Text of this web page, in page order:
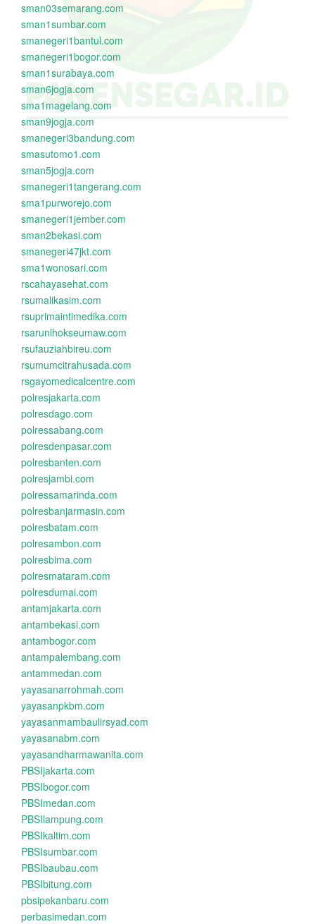
sman03semarang.com
sman1sumbar.com
smanegeri1bantul.com
smanegeri1bogor.com
sman1surabaya.com
sman6jogja.com
sma1magelang.com
sman9jogja.com
smanegeri3bandung.com
smasutomo1.com
sman5jogja.com
smanegeri1tangerang.com
sma1purworejo.com
smanegeri1jember.com
sman2bekasi.com
smanegeri47jkt.com
sma1wonosari.com
rscahayasehat.com
rsumalikasim.com
rsuprimaintimedika.com
rsarunlhokseumaw.com
rsufauziahbireu.com
rsumumcitrahusada.com
rsgayomedicalcentre.com
polresjakarta.com
polresdago.com
polressabang.com
polresdenpasar.com
polresbanten.com
polresjambi.com
polressamarinda.com
polresbanjarmasin.com
polresbatam.com
polresambon.com
polresbima.com
polresmataram.com
polresdumai.com
antamjakarta.com
antambekasi.com
antambogor.com
antampalembang.com
antammedan.com
yayasanarrohmah.com
yayasanpkbm.com
yayasanmambaulirsyad.com
yayasanabm.com
yayasandharmawanita.com
PBSIjakarta.com
PBSIbogor.com
PBSImedan.com
PBSIlampung.com
PBSIkaltim.com
PBSIsumbar.com
PBSIbaubau.com
PBSIbitung.com
pbsipekanbaru.com
perbasimedan.com